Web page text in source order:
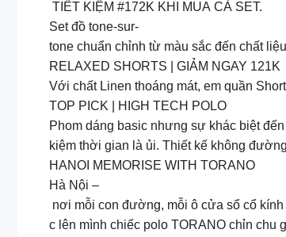
TIẾT KIỆM #172K KHI MUA CẢ SET.
Set đồ tone-sur-
tone chuẩn chỉnh từ màu sắc đến chất
RELAXED SHORTS | GIẢM NGAY 121K
Với chất Linen thoáng mát, em quần
TOP PICK | HIGH TECH POLO
Phom dáng basic nhưng sự khác biệt
kiệm thời gian là ủi. Thiết kế không
HANOI MEMORISE WITH TORANO
Hà Nội –
nơi mỗi con đường, mỗi ô cửa sổ cổ
c lên mình chiếc polo TORANO chỉn chu